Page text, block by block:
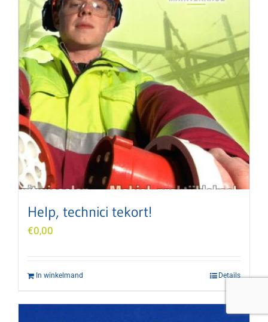
Help, technici tekort!
€0,00
In winkelmand Details